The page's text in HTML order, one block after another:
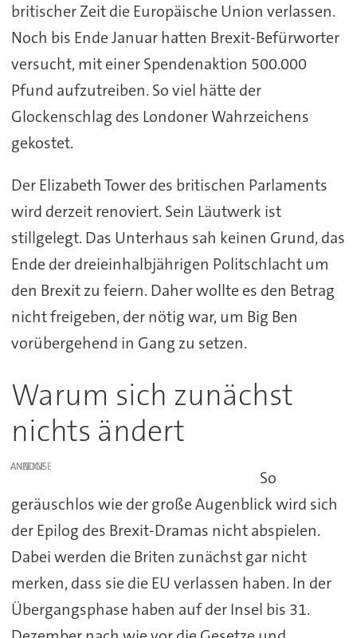
britischer Zeit die Europäische Union verlassen.
Noch bis Ende Januar hatten Brexit-Befürworter
versucht, mit einer Spendenaktion 500.000
Pfund aufzutreiben. So viel hätte der
Glockenschlag des Londoner Wahrzeichens
gekostet.
Der Elizabeth Tower des britischen Parlaments
wird derzeit renoviert. Sein Läutwerk ist
stillgelegt. Das Unterhaus sah keinen Grund, das
Ende der dreieinhalbjährigen Politschlacht um
den Brexit zu feiern. Daher wollte es den Betrag
nicht freigeben, der nötig war, um Big Ben
vorübergehend in Gang zu setzen.
Warum sich zunächst
nichts ändert
ANZEIGE
So
geräuschlos wie der große Augenblick wird sich
der Epilog des Brexit-Dramas nicht abspielen.
Dabei werden die Briten zunächst gar nicht
merken, dass sie die EU verlassen haben. In der
Übergangsphase haben auf der Insel bis 31.